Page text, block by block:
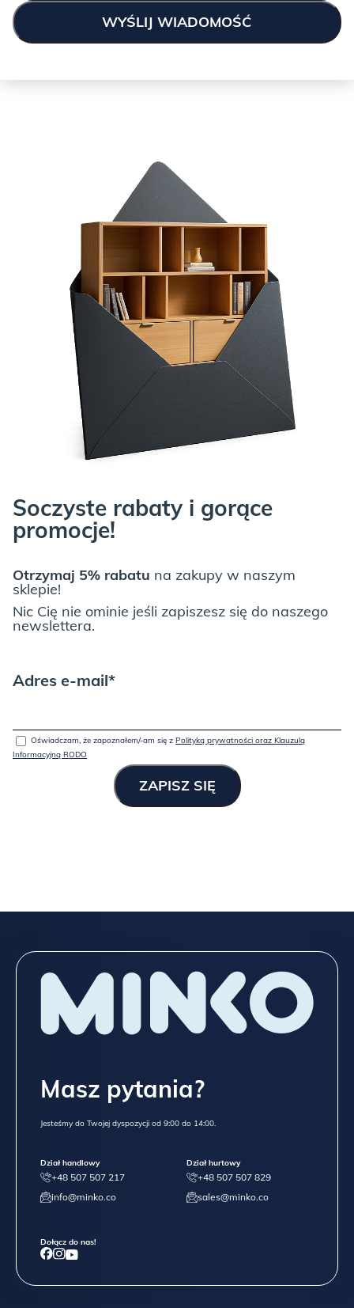
Soczyste rabaty i gorące
promocje!
Otrzymaj 5% rabatu na zakupy w naszym
sklepie!
Nic Cię nie ominie jeśli zapiszesz się do naszego
newslettera.
Adres e-mail*
Oświadczam, że zapoznałem/-am się z Polityką prywatności oraz Klauzulą
Informacyjną RODO
Masz pytania?
Jesteśmy do Twojej dyspozycji od 9:00 do 14:00.
Dział handlowy
+48 507 507 217
info@minko.co
Dział hurtowy
+48 507 507 829
sales@minko.co
Dołącz do nas!